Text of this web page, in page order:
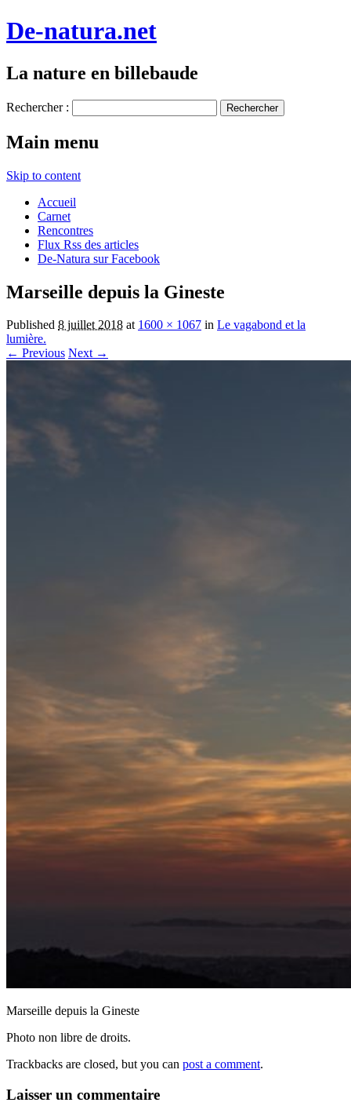
De-natura.net
La nature en billebaude
Rechercher :
Main menu
Skip to content
Accueil
Carnet
Rencontres
Flux Rss des articles
De-Natura sur Facebook
Marseille depuis la Gineste
Published 8 juillet 2018 at 1600 × 1067 in Le vagabond et la
lumière.
← Previous Next →
Marseille depuis la Gineste
Photo non libre de droits.
Trackbacks are closed, but you can post a comment.
Laisser un commentaire